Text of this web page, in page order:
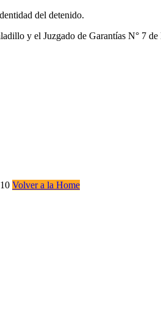
del detenido.
y el Juzgado de Garantías N° 7
Volver a la Home